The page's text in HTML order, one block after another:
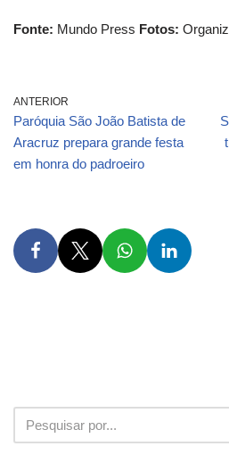
Fonte: Mundo Press Fotos:
ANTERIOR
Paróquia São João Batista de
Aracruz prepara grande festa
em honra do padroeiro